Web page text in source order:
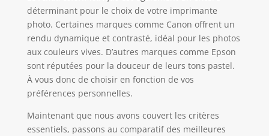
déterminant pour le choix de votre imprimante
photo. Certaines marques comme Canon offrent un
rendu dynamique et contrasté, idéal pour les photos
aux couleurs vives. D’autres marques comme Epson
sont réputées pour la douceur de leurs tons pastel.
À vous donc de choisir en fonction de vos
préférences personnelles.
Maintenant que nous avons couvert les critères
essentiels, passons au comparatif des meilleures